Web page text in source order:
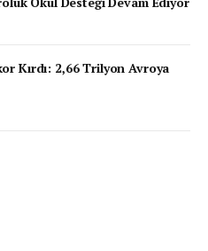
Kırdı: 2,66 Trilyon Avroya